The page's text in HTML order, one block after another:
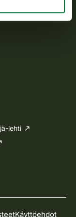
lehti
Käyttöehdot